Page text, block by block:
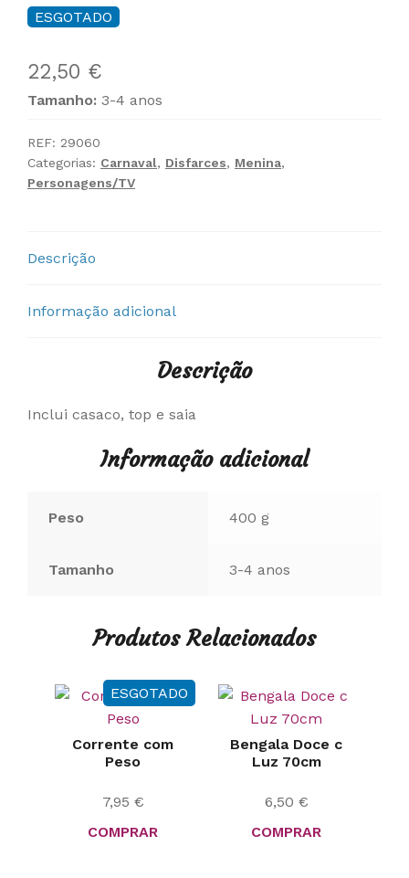
ESGOTADO
22,50 €
Tamanho: 3-4 anos
REF: 29060
Categorias: Carnaval, Disfarces, Menina,
Personagens/TV
Descrição
Informação adicional
Descrição
Inclui casaco, top e saia
Informação adicional
Peso 400 g
Tamanho 3-4 anos
Produtos Relacionados
ESGOTADO
Corrente com
Peso
7,95 €
COMPRAR
Bengala Doce c
Luz 70cm
6,50 €
COMPRAR